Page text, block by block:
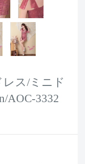
ス/ミニド
AOC-3332